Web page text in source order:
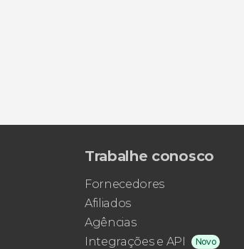
Trabalhe conosco
Fornecedores
Afiliados
Agências
Integrações e API
Novo